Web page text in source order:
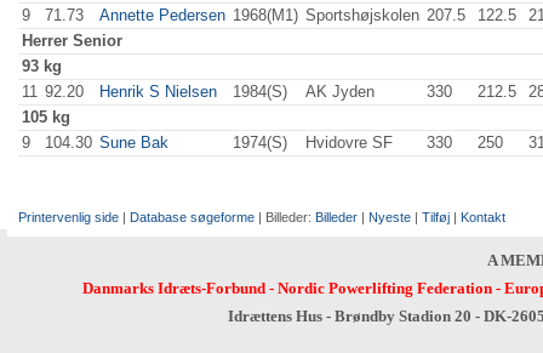
9
71.73 Annette Pedersen 1968(M1) Sportshøjskolen 207.5 122.5
Herrer Senior
93 kg
11 92.20 Henrik S Nielsen 1984(S) AK Jyden 330 212.5
105 kg
9
104.30 Sune Bak 1974(S) Hvidovre SF 330 250
Printervenlig side | Database søgeforme | Billeder: Billeder | Nyeste | Tilføj | Kontakt
A
Danmarks Idræts-Forbund- Nordic Powerlifting Federation-
Idrættens Hus - Brøndby Stadion 20 - DK-